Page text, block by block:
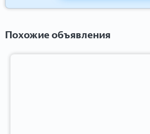
Похожие объявления